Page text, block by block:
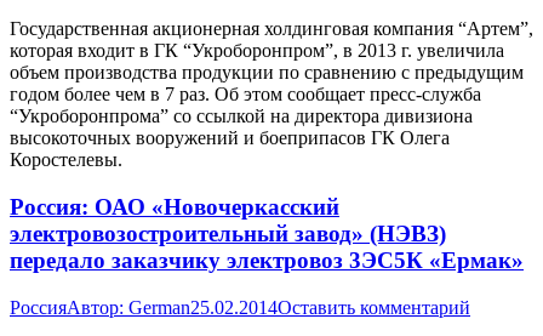
Государственная акционерная холдинговая компания “Артем”,
которая входит в ГК “Укроборонпром”, в 2013 г. увеличила
объем производства продукции по сравнению с предыдущим
годом более чем в 7 раз. Об этом сообщает пресс-служба
“Укроборонпрома” со ссылкой на директора дивизиона
высокоточных вооружений и боеприпасов ГК Олега
Коростелевы.
Россия: ОАО «Новочеркасский
электровозостроительный завод» (НЭВЗ)
передало заказчику электровоз 3ЭС5К «Ермак»
РоссияАвтор: German25.02.2014Оставить комментарий